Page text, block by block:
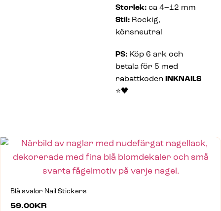
Storlek: ca 4–12 mm
Stil: Rockig,
könsneutral
PS: Köp 6 ark och
betala för 5 med
rabattkoden INKNAILS
⭐🖤
Blå svalor Nail Stickers
59.00KR